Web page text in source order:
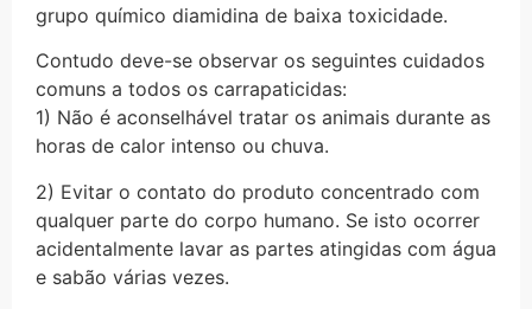
grupo químico diamidina de baixa toxicidade.
Contudo deve-se observar os seguintes cuidados
comuns a todos os carrapaticidas:
1) Não é aconselhável tratar os animais durante as
horas de calor intenso ou chuva.
2) Evitar o contato do produto concentrado com
qualquer parte do corpo humano. Se isto ocorrer
acidentalmente lavar as partes atingidas com água
e sabão várias vezes.